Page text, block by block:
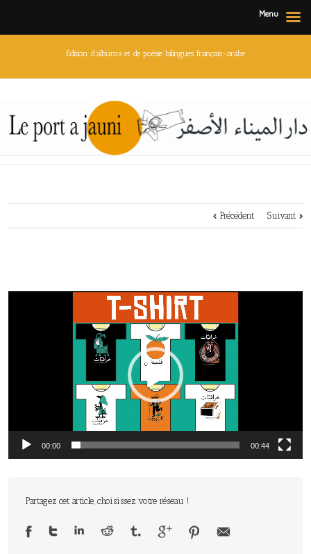
Édition d'albums et de poésie bilingues français-arabe
Précédent Suivant
00:00 00:44
Partagez cet article, choisissez votre réseau !
Menu